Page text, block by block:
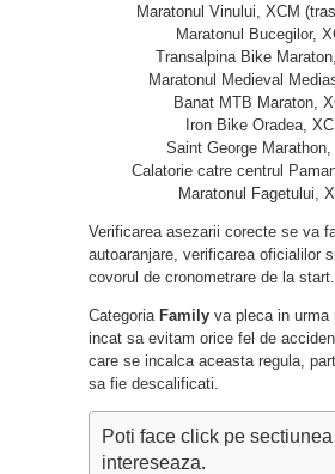
Maratonul Vinului, XCM
Maratonul Bucegilor,
Transalpina Bike
Maratonul Medieval
Banat MTB Maraton,
Iron Bike Oradea,
Saint George Marathon,
Calatorie catre centrul
Maratonul Fagetului,
Verificarea asezarii corecte se va
autoaranjare, verificarea oficialilor
covorul de cronometrare de la start.
Categoria Family va pleca in urma
incat sa evitam orice fel de
care se incalca aceasta regula,
sa fie descalificati.
Poti face click pe
intereseaza.